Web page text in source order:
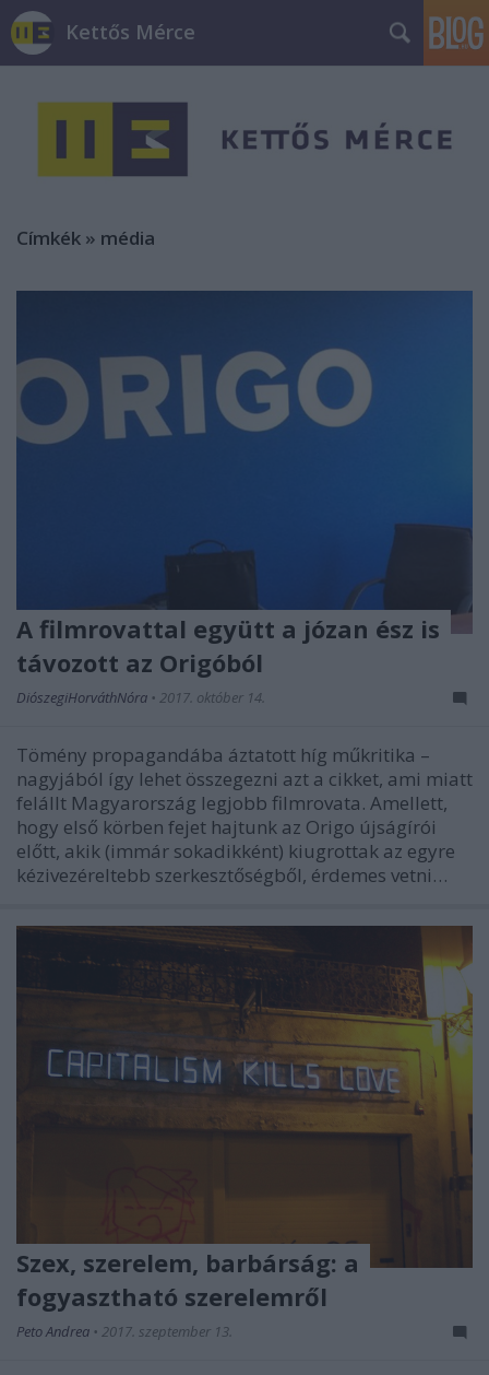
Kettős Mérce
Címkék » média
A filmrovattal együtt a józan ész is
távozott az Origóból
DiószegiHorváthNóra • 2017. október 14.
Tömény propagandába áztatott híg műkritika –
nagyjából így lehet összegezni azt a cikket, ami miatt
felállt Magyarország legjobb filmrovata. Amellett,
hogy első körben fejet hajtunk az Origo újságírói
előtt, akik (immár sokadikként) kiugrottak az egyre
kézivezéreltebb szerkesztőségből, érdemes vetni…
Szex, szerelem, barbárság: a
fogyasztható szerelemről
Peto Andrea • 2017. szeptember 13.